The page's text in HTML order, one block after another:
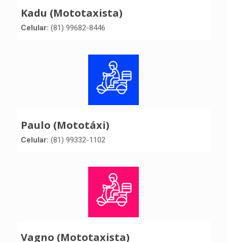
Kadu (Mototaxista)
Celular: (81) 99682-8446
Paulo (Mototáxi)
Celular: (81) 99332-1102
Vagno (Mototaxista)